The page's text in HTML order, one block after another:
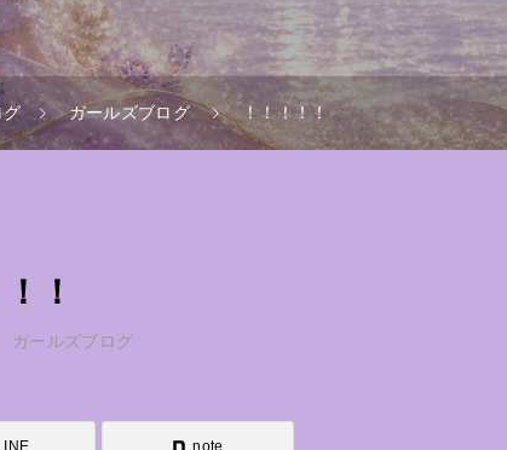
グ ガールズブログ ！！！！！
！
ガールズブログ
note